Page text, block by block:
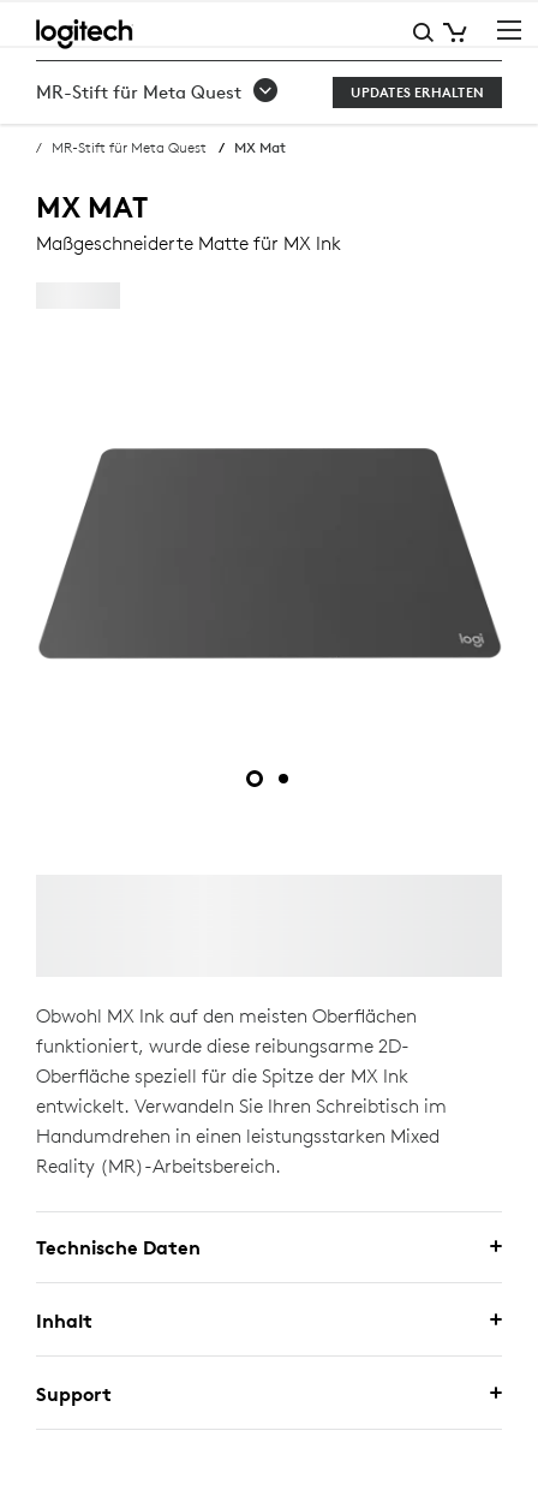
MX
MAT
KAUFEN
MR-Stift für Meta Quest UPDATES ERHALTEN
MR-Stift für Meta Quest MX Mat
MX MAT
Maßgeschneiderte Matte für MX Ink
Obwohl MX Ink auf den meisten Oberflächen
funktioniert, wurde diese reibungsarme 2D-
Oberfläche speziell für die Spitze der MX Ink
entwickelt. Verwandeln Sie Ihren Schreibtisch im
Handumdrehen in einen leistungsstarken Mixed
Reality (MR)-Arbeitsbereich.
Technische Daten
Inhalt
Support